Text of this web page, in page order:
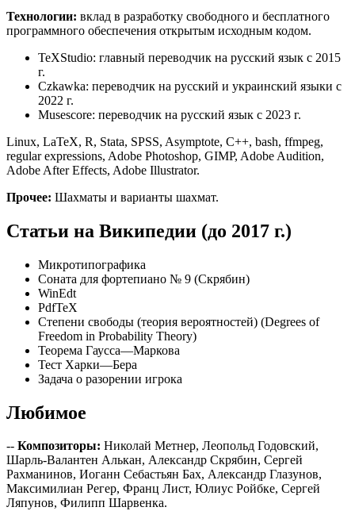
Технологии: вклад в разработку свободного и бесплатного
программного обеспечения открытым исходным кодом.
TeXStudio: главный переводчик на русский язык с 2015
г.
Czkawka: переводчик на русский и украинский языки с
2022 г.
Musescore: переводчик на русский язык с 2023 г.
Linux, LaTeX, R, Stata, SPSS, Asymptote, C++, bash, ffmpeg,
regular expressions, Adobe Photoshop, GIMP, Adobe Audition,
Adobe After Effects, Adobe Illustrator.
Прочее: Шахматы и варианты шахмат.
Статьи на Википедии (до 2017 г.)
Микротипографика
Соната для фортепиано № 9 (Скрябин)
WinEdt
PdfTeX
Степени свободы (теория вероятностей) (Degrees of
Freedom in Probability Theory)
Теорема Гаусса—Маркова
Тест Харки—Бера
Задача о разорении игрока
Любимое
-- Композиторы: Николай Метнер, Леопольд Годовский,
Шарль-Валантен Алькан, Александр Скрябин, Сергей
Рахманинов, Иоганн Себастьян Бах, Александр Глазунов,
Максимилиан Регер, Франц Лист, Юлиус Ройбке, Сергей
Ляпунов, Филипп Шарвенка.